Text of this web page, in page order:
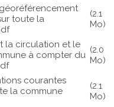
toute la
(2.1
Mo)
la circulation et le
à compter du (2.0
Mo)
courantes
la commune
(2.1
Mo)